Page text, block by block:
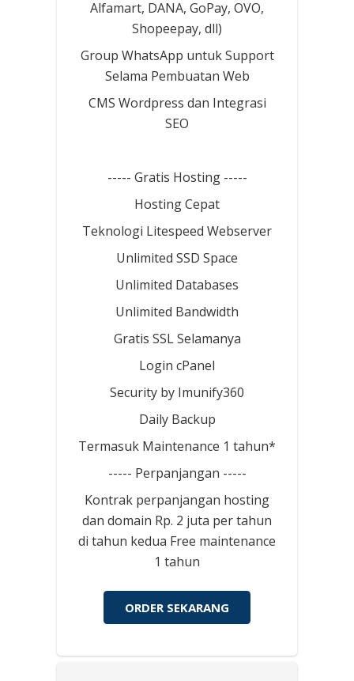
Alfamart, DANA, GoPay, OVO,
Shopeepay, dll)
Group WhatsApp untuk Support
Selama Pembuatan Web
CMS Wordpress dan Integrasi
SEO
----- Gratis Hosting -----
Hosting Cepat
Teknologi Litespeed Webserver
Unlimited SSD Space
Unlimited Databases
Unlimited Bandwidth
Gratis SSL Selamanya
Login cPanel
Security by Imunify360
Daily Backup
Termasuk Maintenance 1 tahun*
----- Perpanjangan -----
Kontrak perpanjangan hosting
dan domain Rp. 2 juta per tahun
di tahun kedua Free maintenance
1 tahun
ORDER SEKARANG